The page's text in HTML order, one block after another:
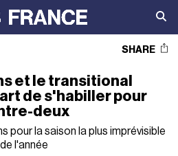
SHARE
et le transitional
de s'habiller pour
deux
pour la saison la plus imprévisible
de l'année